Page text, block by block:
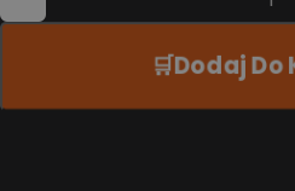
Dodaj Do